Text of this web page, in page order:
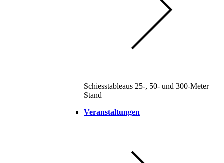
Schiesstableaus 25-, 50- und 300-Meter
Stand
Veranstaltungen